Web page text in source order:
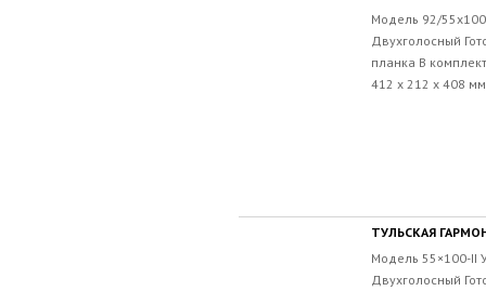
Модель 92/
Двухголосный
планка В
412 х 212 х 408
ТУЛЬСКАЯ
Модель 55×100-II
Двухголосный